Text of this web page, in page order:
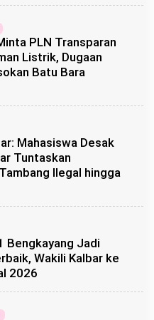
PLN Transparan
Listrik, Dugaan
Batu Bara
Mahasiswa Desak
Tuntaskan
Ilegal hingga
Bengkayang Jadi
Wakili Kalbar ke
2026